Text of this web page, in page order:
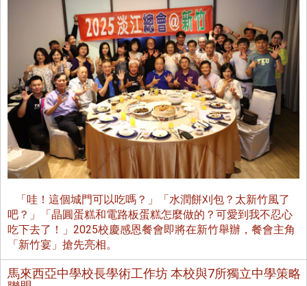
「哇！這個城門可以吃嗎？」「水潤餅刈包？太新竹風了
吧？」「晶圓蛋糕和電路板蛋糕怎麼做的？可愛到我不忍心
吃下去了！」2025校慶感恩餐會即將在新竹舉辦，餐會主角
「新竹宴」搶先亮相。
馬來西亞中學校長學術工作坊 本校與7所獨立中學策略